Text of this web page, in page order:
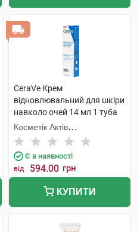
CeraVe Крем
відновлювальний для шкіри
навколо очей 14 мл 1 туба
Косметік Актів
Інтернаціональ
Є в наявності
від 594.00 грн
КУПИТИ